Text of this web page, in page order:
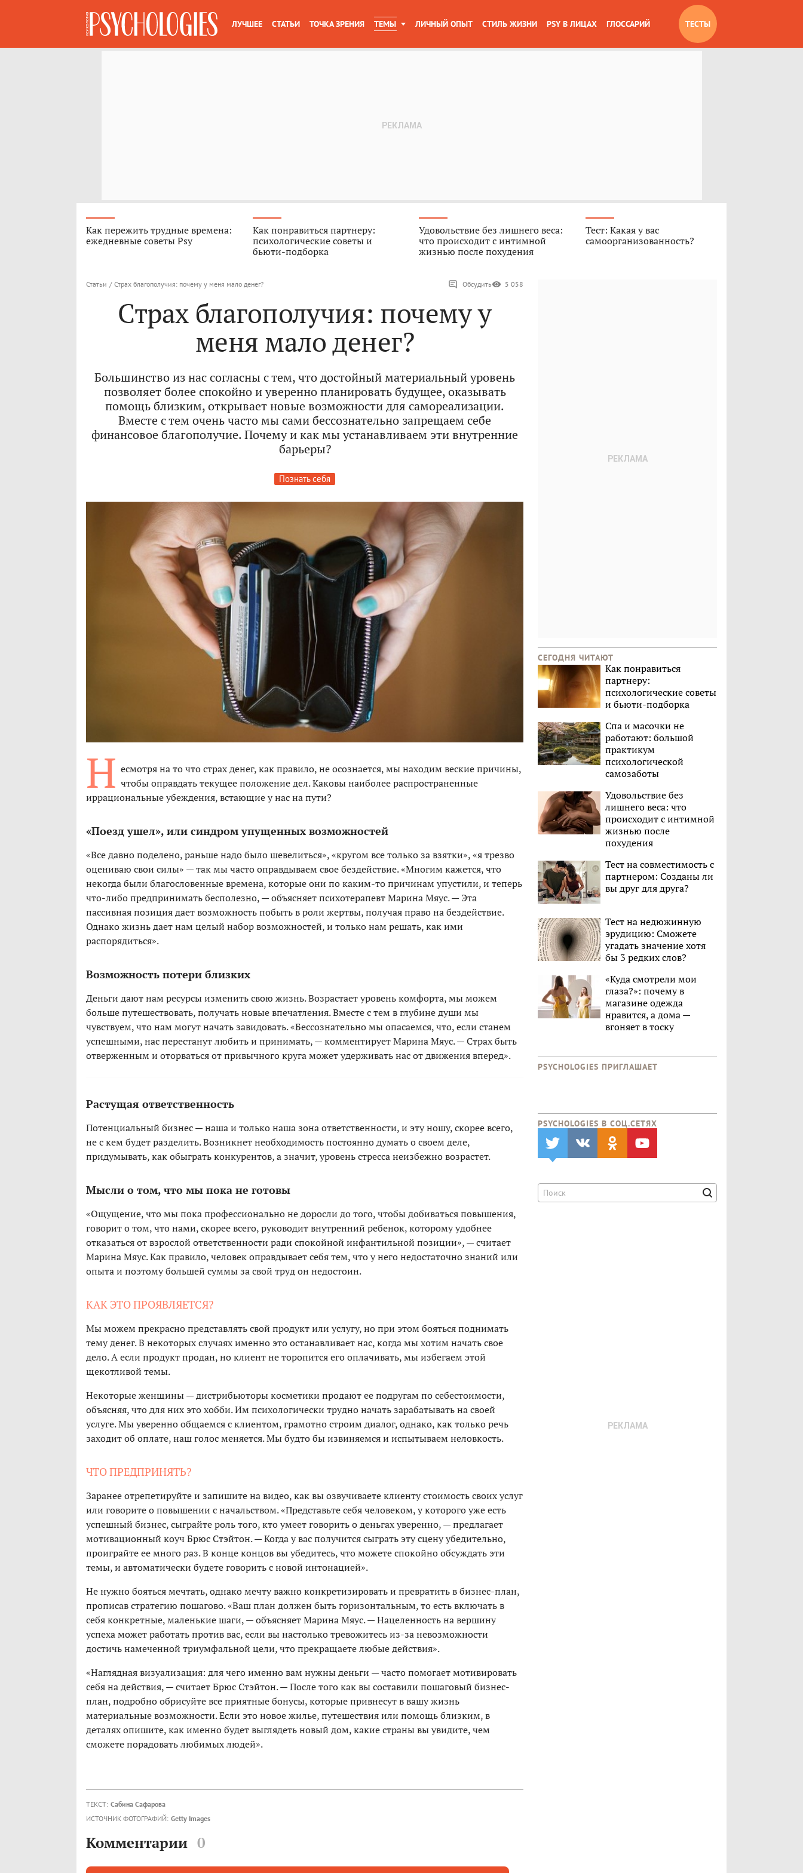
ЛУЧШЕЕ СТАТЬИ ТОЧКА ЗРЕНИЯ ТЕМЫ ЛИЧНЫЙ ОПЫТ СТИЛЬ ЖИЗНИ PSY В ЛИЦАХ ГЛОССАРИЙ ТЕСТЫ
Как пережить трудные времена:
ежедневные советы Psy
Как понравиться партнеру:
психологические советы и
бьюти-подборка
Удовольствие без лишнего веса:
что происходит с интимной
жизнью после похудения
Тест: Какая у вас
самоорганизованность?
Статьи / Страх благополучия: почему у меня мало денег? Обсудить 5 058
Страх благополучия: почему у
меня мало денег?
Большинство из нас согласны с тем, что достойный материальный уровень
позволяет более спокойно и уверенно планировать будущее, оказывать
помощь близким, открывает новые возможности для самореализации.
Вместе с тем очень часто мы сами бессознательно запрещаем себе
финансовое благополучие. Почему и как мы устанавливаем эти внутренние
барьеры?
Познать себя
Н есмотря на то что страх денег, как правило, не осознается, мы находим веские причины,
чтобы оправдать текущее положение дел. Каковы наиболее распространенные
иррациональные убеждения, встающие у нас на пути?
«Поезд ушел», или синдром упущенных возможностей
«Все давно поделено, раньше надо было шевелиться», «кругом все только за взятки», «я трезво
оцениваю свои силы» — так мы часто оправдываем свое бездействие. «Многим кажется, что
некогда были благословенные времена, которые они по каким-то причинам упустили, и теперь
что-либо предпринимать бесполезно, — объясняет психотерапевт Марина Мяус. — Эта
пассивная позиция дает возможность побыть в роли жертвы, получая право на бездействие.
Однако жизнь дает нам целый набор возможностей, и только нам решать, как ими
распорядиться».
Возможность потери близких
Деньги дают нам ресурсы изменить свою жизнь. Возрастает уровень комфорта, мы можем
больше путешествовать, получать новые впечатления. Вместе с тем в глубине души мы
чувствуем, что нам могут начать завидовать. «Бессознательно мы опасаемся, что, если станем
успешными, нас перестанут любить и принимать, — комментирует Марина Мяус. — Страх быть
отверженным и оторваться от привычного круга может удерживать нас от движения вперед».
Растущая ответственность
Потенциальный бизнес — наша и только наша зона ответственности, и эту ношу, скорее всего,
не с кем будет разделить. Возникнет необходимость постоянно думать о своем деле,
придумывать, как обыграть конкурентов, а значит, уровень стресса неизбежно возрастет.
Мысли о том, что мы пока не готовы
«Ощущение, что мы пока профессионально не доросли до того, чтобы добиваться повышения,
говорит о том, что нами, скорее всего, руководит внутренний ребенок, которому удобнее
отказаться от взрослой ответственности ради спокойной инфантильной позиции», — считает
Марина Мяус. Как правило, человек оправдывает себя тем, что у него недостаточно знаний или
опыта и поэтому большей суммы за свой труд он недостоин.
КАК ЭТО ПРОЯВЛЯЕТСЯ?
Мы можем прекрасно представлять свой продукт или услугу, но при этом бояться поднимать
тему денег. В некоторых случаях именно это останавливает нас, когда мы хотим начать свое
дело. А если продукт продан, но клиент не торопится его оплачивать, мы избегаем этой
щекотливой темы.
Некоторые женщины — дистрибьюторы косметики продают ее подругам по себестоимости,
объясняя, что для них это хобби. Им психологически трудно начать зарабатывать на своей
услуге. Мы уверенно общаемся с клиентом, грамотно строим диалог, однако, как только речь
заходит об оплате, наш голос меняется. Мы будто бы извиняемся и испытываем неловкость.
ЧТО ПРЕДПРИНЯТЬ?
Заранее отрепетируйте и запишите на видео, как вы озвучиваете клиенту стоимость своих услуг
или говорите о повышении с начальством. «Представьте себя человеком, у которого уже есть
успешный бизнес, сыграйте роль того, кто умеет говорить о деньгах уверенно, — предлагает
мотивационный коуч Брюс Стэйтон. — Когда у вас получится сыграть эту сцену убедительно,
проиграйте ее много раз. В конце концов вы убедитесь, что можете спокойно обсуждать эти
темы, и автоматически будете говорить с новой интонацией».
Не нужно бояться мечтать, однако мечту важно конкретизировать и превратить в бизнес-план,
прописав стратегию пошагово. «Ваш план должен быть горизонтальным, то есть включать в
себя конкретные, маленькие шаги, — объясняет Марина Мяус. — Нацеленность на вершину
успеха может работать против вас, если вы настолько тревожитесь из-за невозможности
достичь намеченной триумфальной цели, что прекращаете любые действия».
«Наглядная визуализация: для чего именно вам нужны деньги — часто помогает мотивировать
себя на действия, — считает Брюс Стэйтон. — После того как вы составили пошаговый бизнес-
план, подробно обрисуйте все приятные бонусы, которые привнесут в вашу жизнь
материальные возможности. Если это новое жилье, путешествия или помощь близким, в
деталях опишите, как именно будет выглядеть новый дом, какие страны вы увидите, чем
сможете порадовать любимых людей».
ТЕКСТ: Сабина Сафарова
ИСТОЧНИК ФОТОГРАФИЙ: Getty Images
Комментарии 0
СЕГОДНЯ ЧИТАЮТ
Как понравиться
партнеру:
психологические советы
и бьюти-подборка
Спа и масочки не
работают: большой
практикум
психологической
самозаботы
Удовольствие без
лишнего веса: что
происходит с интимной
жизнью после
похудения
Тест на совместимость с
партнером: Созданы ли
вы друг для друга?
Тест на недюжинную
эрудицию: Сможете
угадать значение хотя
бы 3 редких слов?
«Куда смотрели мои
глаза?»: почему в
магазине одежда
нравится, а дома —
вгоняет в тоску
PSYCHOLOGIES ПРИГЛАШАЕТ
PSYCHOLOGIES В CОЦ.СЕТЯХ